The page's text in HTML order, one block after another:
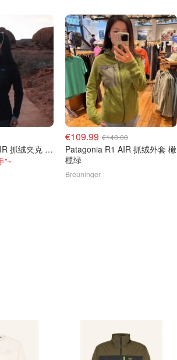
Patagonia R1 AIR 抓绒夹克 黑色
”~
€109.99 €140.00
Patagonia R1 AIR 抓绒外套 橄
榄绿
Breuninger